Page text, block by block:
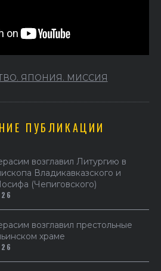
ЯПОНИЯ. МИССИЯ
ПУБЛИКАЦИИ
возглавил Литургию в
Владикавказского и
(Чепиговского)
возглавил престольные
храме